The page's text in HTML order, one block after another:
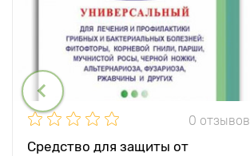
0 отзывов
Средство для защиты от